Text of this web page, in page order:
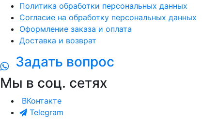
Политика обработки персональных данных
Согласие на обработку персональных данных
Оформление заказа и оплата
Доставка и возврат
Задать вопрос
Мы в соц. сетях
ВКонтакте
Telegram